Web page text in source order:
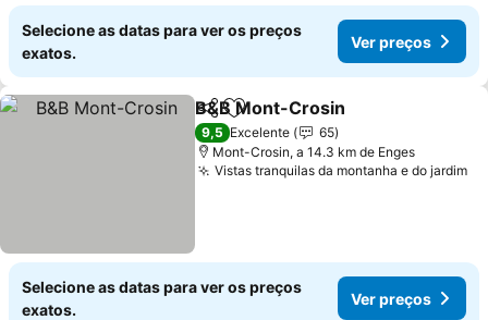
Selecione as datas para ver os preços
exatos.
Ver preços
PartilharAdicionar aos favoritos
B&B Mont-Crosin
9,5 Excelente
65
Mont-Crosin, a 14.3 km de Enges
Vistas tranquilas da montanha e do jardim
Selecione as datas para ver os preços
exatos.
Ver preços